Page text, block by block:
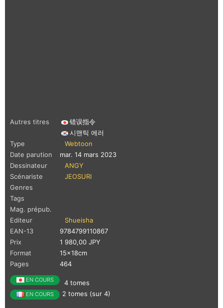
Autres titres
错误指令
시맨틱 에러
Type
Webtoon
Date parution
mar. 14 mars 2023
Dessinateur
ANGY
Scénariste
JEOSURI
Genres
Tags
Mag. prépub.
Editeur
Shueisha
EAN-13
9784799110867
Prix
1 980,00 JPY
Format
15x18cm
Pages
464
EN COURS 4 tomes
EN COURS 2 tomes (sur 4)